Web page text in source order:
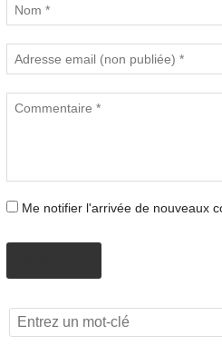
Me notifier l'arrivée de nouveaux